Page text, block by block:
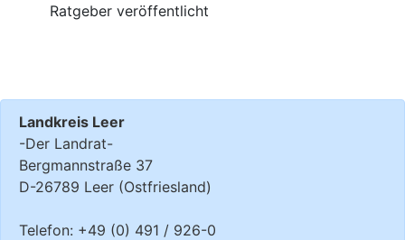
Ratgeber veröffentlicht
Landkreis Leer
-Der Landrat-
Bergmannstraße 37
D-26789 Leer (Ostfriesland)
Telefon: +49 (0) 491 / 926-0